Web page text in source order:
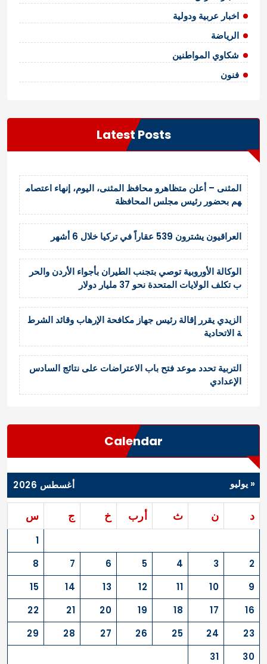
اخبار عربية ودولية
الرياضة
شكاوي المواطنين
فنون
Latest Posts
المثنى – أعلن متظاهرو محافظ المثنى، اليوم، إنهاء اعتصام
هم بحضور رئيس مجلس المحافظة
العراقيون يشترون 539 عقاراً في تركيا خلال 6 أشهر
الوكالة الأوروبية توصي بتجنب الطيران بأجواء الأردن والحر
ب تكلف الولايات المتحدة نحو 37 مليار دولار
الزيدي يقرر إقالة رئيس جهاز مكافحة الإرهاب وقائد الشرط
ة الاتحادية
التربية تحدد موعد فتح باب الاعتراضات على نتائج السادس
الإعدادي
Calendar
أغسطس 2026
د ن ث أرب خ ج س
1
2
3
4
5
6
7
8
9
10
11
12
13
14
15
16
17
18
19
20
21
22
23
24
25
26
27
28
29
30
31
« يوليو